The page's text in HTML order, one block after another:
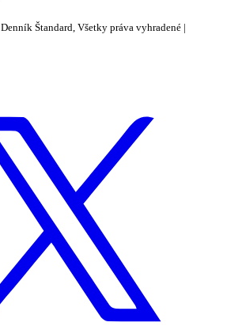
Denník Štandard, Všetky práva vyhradené |